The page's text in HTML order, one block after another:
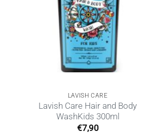
LAVISH CARE
Lavish Care Hair and Body
WashKids 300ml
€7,90